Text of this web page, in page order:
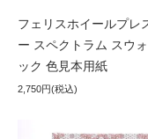
フェリスホイールプレ
ー スペクトラム スウ
ック 色見本用紙
2,750円(税込)